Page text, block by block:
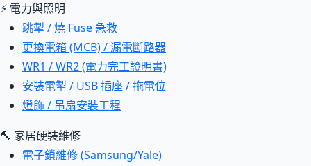
⚡ 電力與照明
跳掣 / 燒 Fuse 急救
更換電箱 (MCB) / 漏電斷路器
WR1 / WR2 (電力完工證明書)
安裝電掣 / USB 插座 / 拖電位
燈飾 / 吊扇安裝工程
🔨 家居硬裝維修
電子鎖維修 (Samsung/Yale)